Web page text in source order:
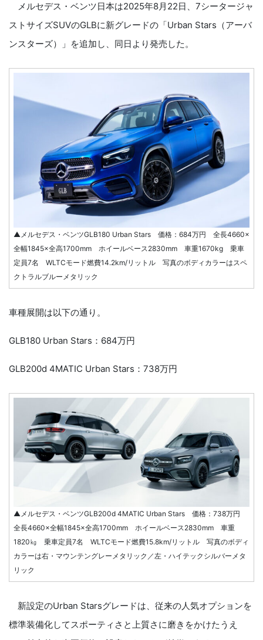
メルセデス・ベンツ日本は2025年8月22日、7シータージャ
ストサイズSUVのGLBに新グレードの「Urban Stars（アーバ
ンスターズ）」を追加し、同日より発売した。
▲メルセデス・ベンツGLB180 Urban Stars 価格：684万円 全長4660×
全幅1845×全高1700mm ホイールベース2830mm 車重1670kg 乗車
定員7名 WLTCモード燃費14.2km/リットル 写真のボディカラーはスペ
クトラルブルーメタリック
車種展開は以下の通り。
GLB180 Urban Stars：684万円
GLB200d 4MATIC Urban Stars：738万円
▲メルセデス・ベンツGLB200d 4MATIC Urban Stars 価格：738万円
全長4660×全幅1845×全高1700mm ホイールベース2830mm 車重
1820㎏ 乗車定員7名 WLTCモード燃費15.8km/リットル 写真のボディ
カラーは右・マウンテングレーメタリック／左・ハイテックシルバーメタ
リック
新設定のUrban Starsグレードは、従来の人気オプションを
標準装備化してスポーティさと上質さに磨きをかけたうえ